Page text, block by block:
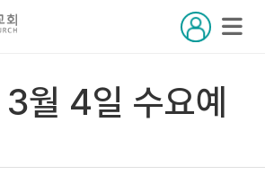
월 4일 수요예